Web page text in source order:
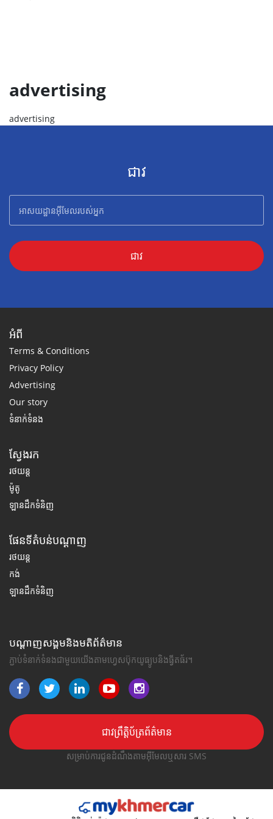
advertising
advertising
ជាវ
ជាវ
អំពី
Terms & Conditions
Privacy Policy
Advertising
Our story
ទំនាក់ទំនង
ស្វែងរក
រថយន្ត
ម៉ូតូ
ឡានដឹកទំនិញ
ផែនទីតំបន់បណ្តាញ
រថយន្ត
កង់
ឡានដឹកទំនិញ
បណ្តាញសង្គមនិងមតិព័ត៌មាន
ភ្ជាប់ទំនាក់ទំនងជាមួយយើងតាមហ្វេសប៊ុកយូធ្យូបនិងធ្វីតធ័រ។
ជាវព្រឹត្តិប័ត្រព័ត៌មាន
សម្រាប់ការជូនដំណឹងតាមអ៊ីមែលឬសារ SMS